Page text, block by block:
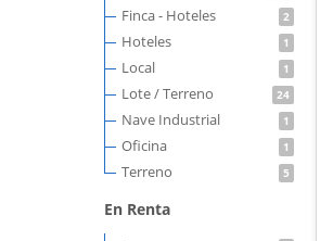
Finca - Hoteles 2
Hoteles 1
Local 1
Lote / Terreno 24
Nave Industrial 1
Oficina 1
Terreno 5
En Renta